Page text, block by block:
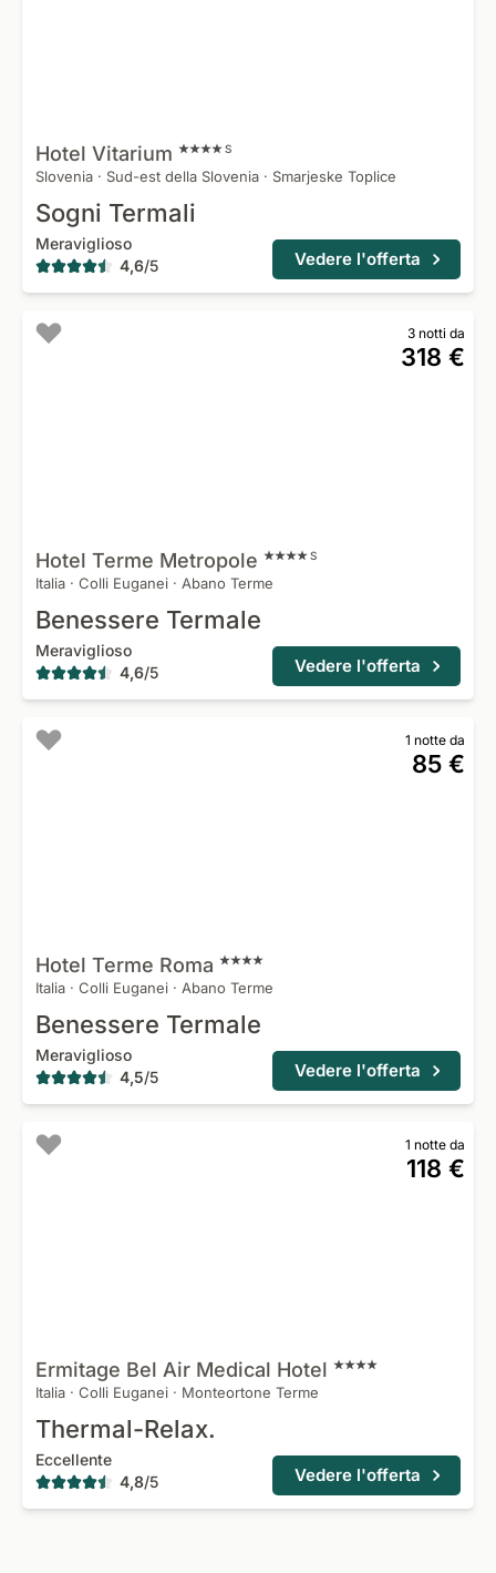
Hotel Vitarium S
Slovenia · Sud-est della Slovenia · Smarjeske Toplice
Sogni Termali
Meraviglioso
4,6/5 Vedere l'offerta
3 notti da
318 €
Hotel Terme Metropole S
Italia · Colli Euganei · Abano Terme
Benessere Termale
Meraviglioso
4,6/5 Vedere l'offerta
1 notte da
85 €
Hotel Terme Roma
Italia · Colli Euganei · Abano Terme
Benessere Termale
Meraviglioso
4,5/5 Vedere l'offerta
1 notte da
118 €
Ermitage Bel Air Medical Hotel
Italia · Colli Euganei · Monteortone Terme
Thermal-Relax.
Eccellente
4,8/5 Vedere l'offerta